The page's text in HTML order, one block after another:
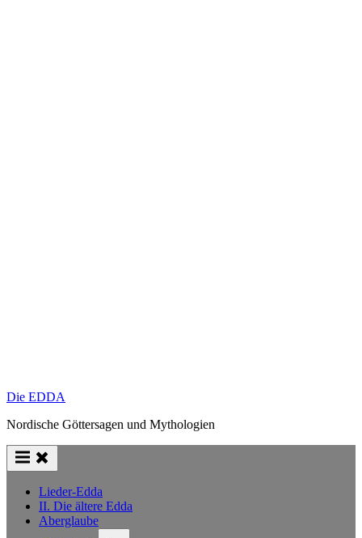
Die EDDA
Nordische Göttersagen und Mythologien
Lieder-Edda
II. Die ältere Edda
Aberglaube